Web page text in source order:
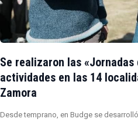
Se realizaron las «Jornadas
actividades en las 14
Zamora
Desde temprano, en Budge se